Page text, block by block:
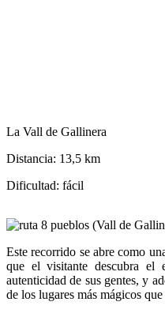
La Vall de Gallinera
Distancia: 13,5 km
Dificultad: fácil
Este recorrido se abre como
que el visitante descubra el
autenticidad de sus gentes, y
de los lugares más mágicos